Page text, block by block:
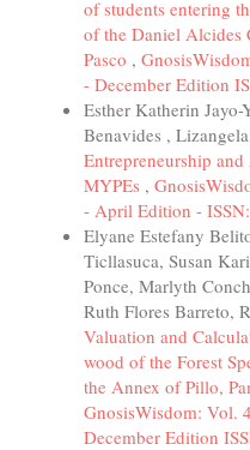
of students entering
of the Daniel Alcides
Pasco ,
- December Edition
Esther Katherin
Benavides ,
Entrepreneurship
MYPEs ,
- April Edition -
Elyane Estefany
Ticllasuca, Susan
Ponce, Marlyth
Ruth Flores Barreto,
Valuation and
wood of the Forest
the Annex of Pillo,
GnosisWisdom: Vol.
December Edition